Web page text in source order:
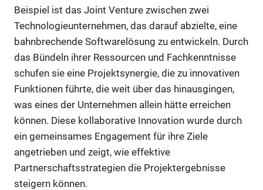
Beispiel ist das Joint Venture zwischen zwei
Technologieunternehmen, das darauf abzielte, eine
bahnbrechende Softwarelösung zu entwickeln. Durch
das Bündeln ihrer Ressourcen und Fachkenntnisse
schufen sie eine Projektsynergie, die zu innovativen
Funktionen führte, die weit über das hinausgingen,
was eines der Unternehmen allein hätte erreichen
können. Diese kollaborative Innovation wurde durch
ein gemeinsames Engagement für ihre Ziele
angetrieben und zeigt, wie effektive
Partnerschaftsstrategien die Projektergebnisse
steigern können.